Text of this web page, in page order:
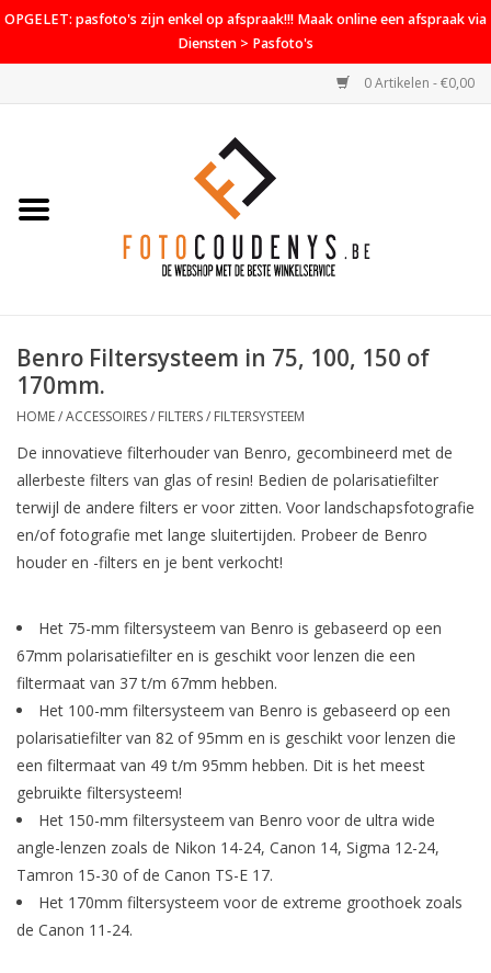
OPGELET: pasfoto's zijn enkel op afspraak!!! Maak online een afspraak via
Diensten > Pasfoto's
0 Artikelen - €0,00
Home
PROMO
Diensten
Contact
Benro Filtersysteem in 75, 100, 150 of
170mm.
HOME/ACCESSOIRES/ FILTERS/ FILTERSYSTEEM
De innovatieve filterhouder van Benro, gecombineerd met de
allerbeste filters van glas of resin! Bedien de polarisatiefilter
terwijl de andere filters er voor zitten. Voor landschapsfotografie
en/of fotografie met lange sluitertijden. Probeer de Benro
houder en -filters en je bent verkocht!
Het 75-mm filtersysteem van Benro is gebaseerd op een
67mm polarisatiefilter en is geschikt voor lenzen die een
filtermaat van 37 t/m 67mm hebben.
Het 100-mm filtersysteem van Benro is gebaseerd op een
polarisatiefilter van 82 of 95mm en is geschikt voor lenzen die
een filtermaat van 49 t/m 95mm hebben. Dit is het meest
gebruikte filtersysteem!
Het 150-mm filtersysteem van Benro voor de ultra wide
angle-lenzen zoals de Nikon 14-24, Canon 14, Sigma 12-24,
Tamron 15-30 of de Canon TS-E 17.
Het 170mm filtersysteem voor de extreme groothoek zoals
de Canon 11-24.